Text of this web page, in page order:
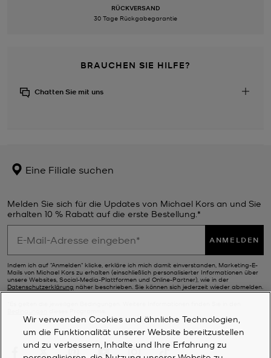
RÜCKVERSAND
30 Tage Rückgabegarantie
BRAUCHEN SIE HILFE?
Chatten Sie mit uns
Eine Filiale suchen
Melden Sie sich für die Updates von Michael Kors an und Sie
erhalten 10 % Rabatt auf die erste Bestellung.*
ANMELDEN
Indem ich auf "Anmelden" klicke, erkläre ich mich damit einverstanden, Marketing-E-
Mails von Michael Kors zu erhalten (einschließlich personalisierter Informationen über
unsere Websites, Social-Media-Plattformen und Online-Partner), wie in der
Datenschutzerklärung näher beschrieben. Sie können sich jederzeit wieder abmelden.
Wir verwenden Cookies und ähnliche Technologien,
um die Funktionalität unserer Website bereitzustellen
und zu verbessern, Inhalte und Ihre Erfahrung zu